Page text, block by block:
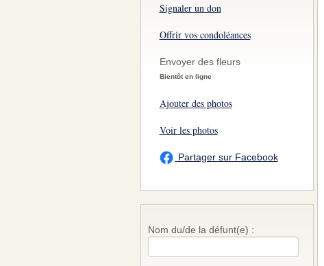
Signaler un don
Offrir vos condoléances
Envoyer des fleurs
Bientôt en ligne
Ajouter des photos
Voir les photos
Partager sur Facebook
Nom du/de la défunt(e) :